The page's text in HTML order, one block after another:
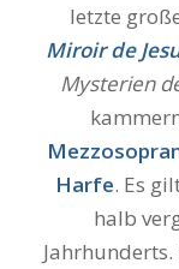
letzte
Miroir de
Mysterien
Harfe. Es
halb